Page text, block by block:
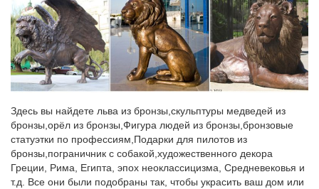
наступающего года используются как новогодние подарки,
которые обязательно принесут удачу своемуИнтернет-магазин
Эгидиус предлагает купить символ на 2018 год –
интерактивную игрушку собаки.
Dog Figurines – Купить Dog Figurines недорого из Китая на
AliExpress
H & D купить получить 1 на 50% (добавить 2) 1.8 дюймов
прозрачного хрусталя фигурки собаки пресс-папье ремесел
коллекция сувенир…Tooarts Стекло животных мини-фигурка
собаки Дизайн и декор Современные синий на корточках
собака статуэтки Дизайн и декор Ation …
Здесь вы найдете льва из бронзы,скульптуры медведей из
бронзы,орёл из бронзы,Фигура людей из бронзы,бронзовые
статуэтки по профессиям,Подарки для пилотов из
бронзы,пограничник с собакой,художественного декора
Греции, Рима, Египта, эпох неоклассицизма, Средневековья и
т.д. Все они были подобраны так, чтобы украсить ваш дом или